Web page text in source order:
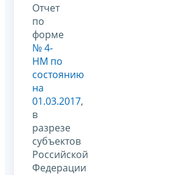
Отчет
по
форме
№ 4-
НМ по
состоянию
на
01.03.2017,
в
разрезе
субъектов
Российской
Федерации